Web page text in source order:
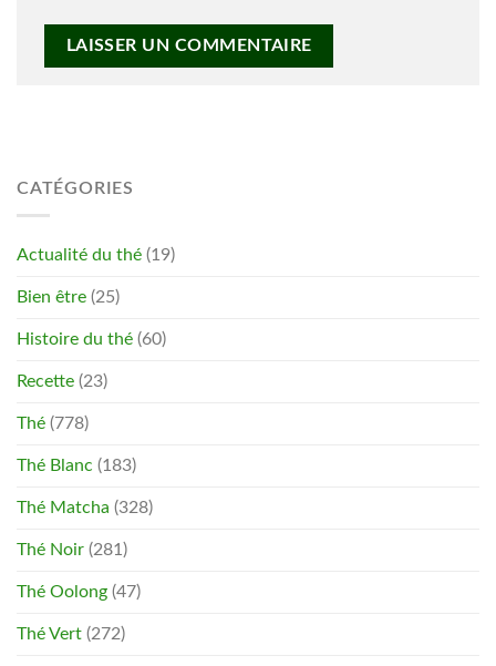
CATÉGORIES
Actualité du thé (19)
Bien être (25)
Histoire du thé (60)
Recette (23)
Thé (778)
Thé Blanc (183)
Thé Matcha (328)
Thé Noir (281)
Thé Oolong (47)
Thé Vert (272)